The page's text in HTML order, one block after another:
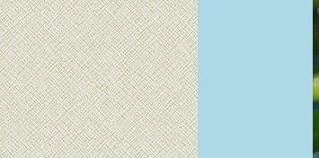
ว่านกวักนางพญา
หญ่, ว่านเศรษฐีน้ำ
เต้าทอง, ว่านกุมาร
ทอง
จำปูน Anaxagorea
javanica Blume. ไม้
ดอกหอมหวานของ
บ้านป่าที่ภูมิใจนำ